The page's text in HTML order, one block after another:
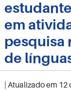
em
pesquisa
de
| Atualizado em 12